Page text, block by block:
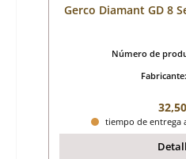
Gerco Diamant GD 8
Número de
Fabricante:
tiempo de entrega